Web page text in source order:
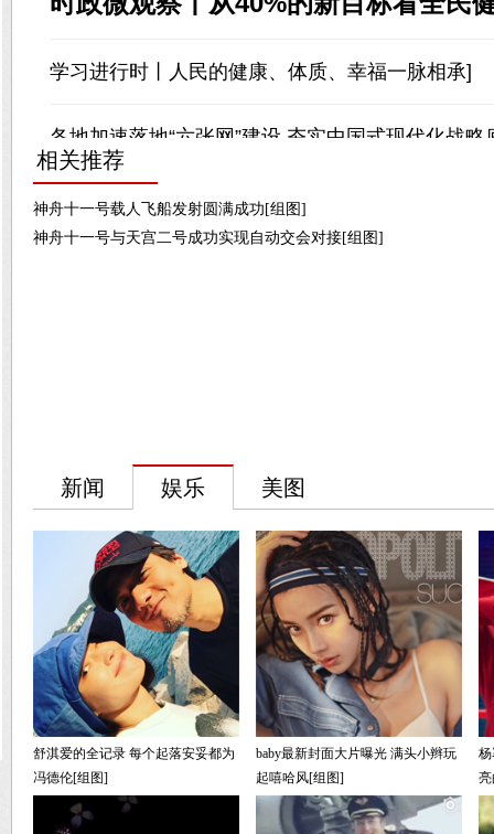
相关推荐
神舟十一号载人飞船发射圆满成功[组图]
神舟十一号与天宫二号成功实现自动交会对接[组图]